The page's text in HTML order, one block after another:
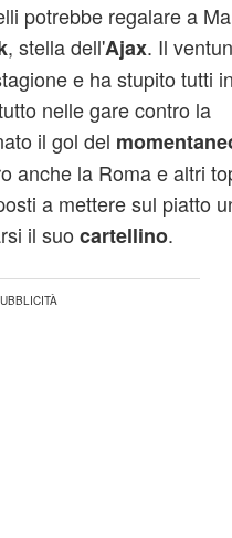
potrebbe regalare a
, stella dell'Ajax. Il
e ha stupito tutti in
nelle gare contro la
il gol del
anche la Roma e altri
a mettere sul piatto
il suo cartellino.